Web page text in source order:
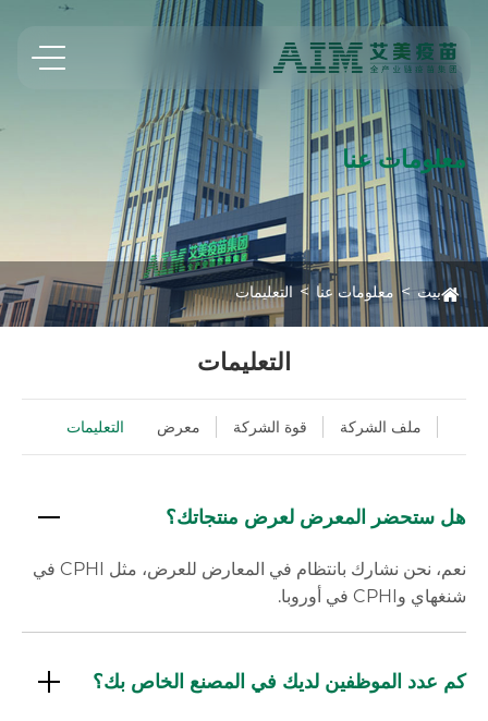
معلومات عنا
بيت معلومات عنا التعليمات
التعليمات
ملف الشركة قوة الشركة معرض التعليمات
هل ستحضر المعرض لعرض منتجاتك؟
نعم، نحن نشارك بانتظام في المعارض للعرض، مثل CPHI في
شنغهاي وCPHI في أوروبا.
كم عدد الموظفين لديك في المصنع الخاص بك؟